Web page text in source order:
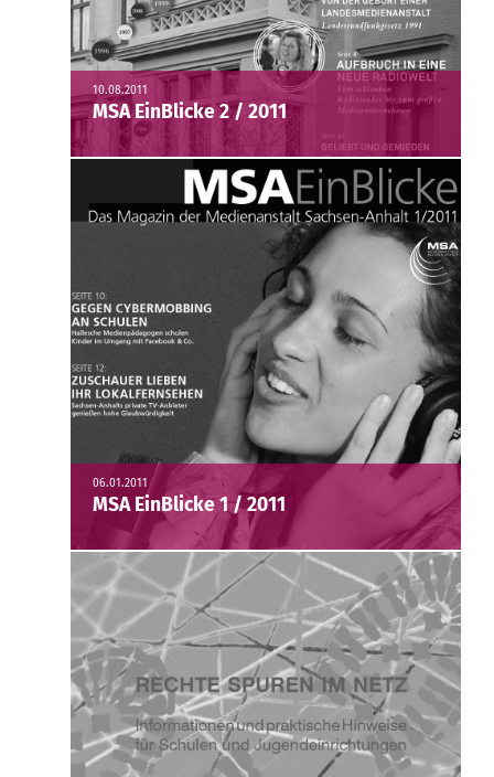
10.08.2011
MSA EinBlicke 2 / 2011
06.01.2011
MSA EinBlicke 1 / 2011